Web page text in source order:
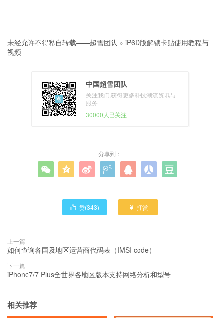
未经允许不得私自转载——超雪团队 » iP6D版解锁卡贴使用教程与
视频
中国超雪团队
关注我们,获得更多科技潮流资讯与
服务
30000人已关注
分享到：
      
 赞(343)  打赏
上一篇
如何查询各国及地区运营商代码表（IMSI code）
下一篇
iPhone7/7 Plus全世界各地区版本支持网络分析和型号
相关推荐